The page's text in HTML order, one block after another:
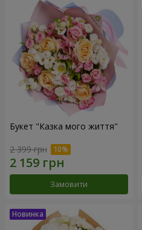
Букет "Казка мого життя"
2 399 грн
Замовити